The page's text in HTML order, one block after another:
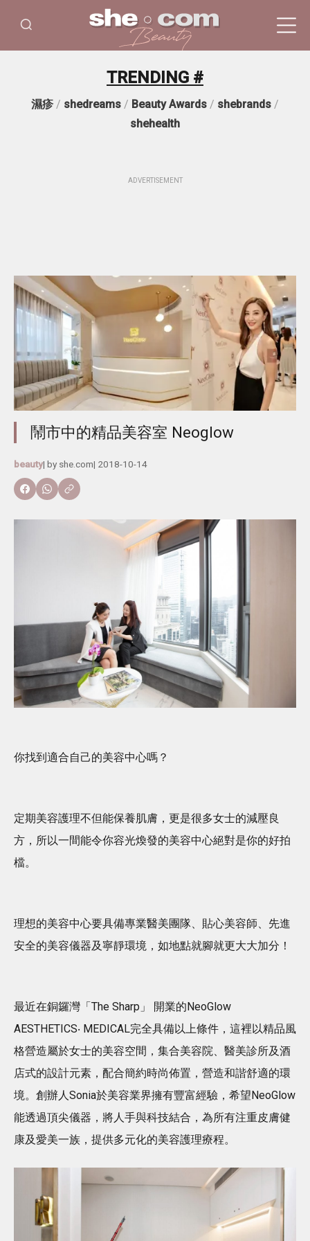
TRENDING #
濕疹 / shedreams / Beauty Awards / shebrands /
shehealth
ADVERTISEMENT
鬧市中的精品美容室 Neoglow
beauty| by she.com| 2018-10-14
你找到適合自己的美容中心嗎？
定期美容護理不但能保養肌膚，更是很多女士的減壓良
方，所以一間能令你容光煥發的美容中心絕對是你的好拍
檔。
理想的美容中心要具備專業醫美團隊、貼心美容師、先進
安全的美容儀器及寧靜環境，如地點就腳就更大大加分！
最近在銅鑼灣「The Sharp」 開業的NeoGlow
AESTHETICS‧ MEDICAL完全具備以上條件，這裡以精品風
格營造屬於女士的美容空間，集合美容院、醫美診所及酒
店式的設計元素，配合簡約時尚佈置，營造和諧舒適的環
境。創辦人Sonia於美容業界擁有豐富經驗，希望NeoGlow
能透過頂尖儀器，將人手與科技結合，為所有注重皮膚健
康及愛美一族，提供多元化的美容護理療程。